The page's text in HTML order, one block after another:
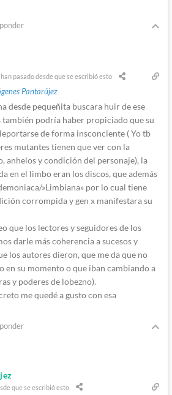
han pasado desde que se escribió esto
Pantarújez
desde pequeñita buscara huir de ese
también podría haber propiciado que su
de forma insconciente ( Yo tb
mutantes tienen que ver con la
anhelos y condición del personaje), la
en el limbo eran los discos, que además
»Limbiana» por lo cual tiene
corrompida y gen x manifestara su
que los lectores y seguidores de los
darle más coherencia a sucesos y
los autores dieron, que me da que no
en su momento o que iban cambiando a
y poderes de lobezno).
me quedé a gusto con esa
que se escribió esto